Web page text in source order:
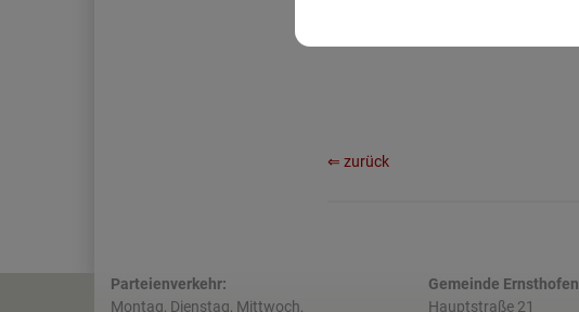
⇐ zurück
Parteienverkehr:
Montag, Dienstag, Mittwoch,
Gemeinde Ernsthofen
Hauptstraße 21